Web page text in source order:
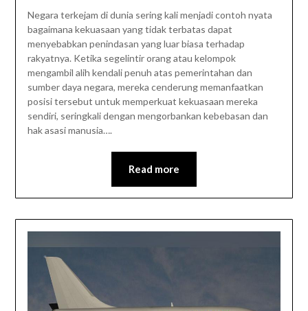
Negara terkejam di dunia sering kali menjadi contoh nyata
bagaimana kekuasaan yang tidak terbatas dapat
menyebabkan penindasan yang luar biasa terhadap
rakyatnya. Ketika segelintir orang atau kelompok
mengambil alih kendali penuh atas pemerintahan dan
sumber daya negara, mereka cenderung memanfaatkan
posisi tersebut untuk memperkuat kekuasaan mereka
sendiri, seringkali dengan mengorbankan kebebasan dan
hak asasi manusia….
Read more